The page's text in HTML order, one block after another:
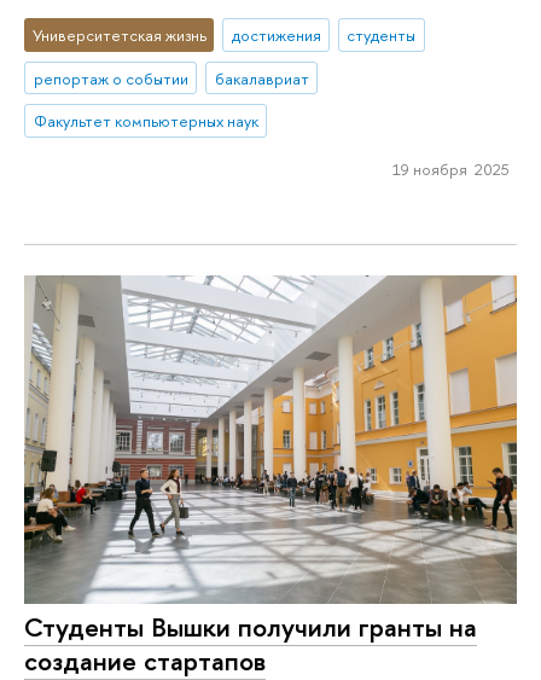
Университетская жизнь достижения
студенты
репортаж о событии
бакалавриат
Факультет компьютерных наук
19 ноября 2025
Студенты Вышки получили гранты на
создание стартапов